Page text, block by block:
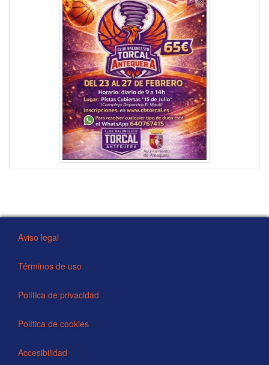
Aviso legal
Términos de uso
Política de privacidad
Política de cookies
Accesibilidad